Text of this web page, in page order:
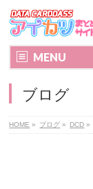
MENU
ブログ
HOME » ブログ » DCD »